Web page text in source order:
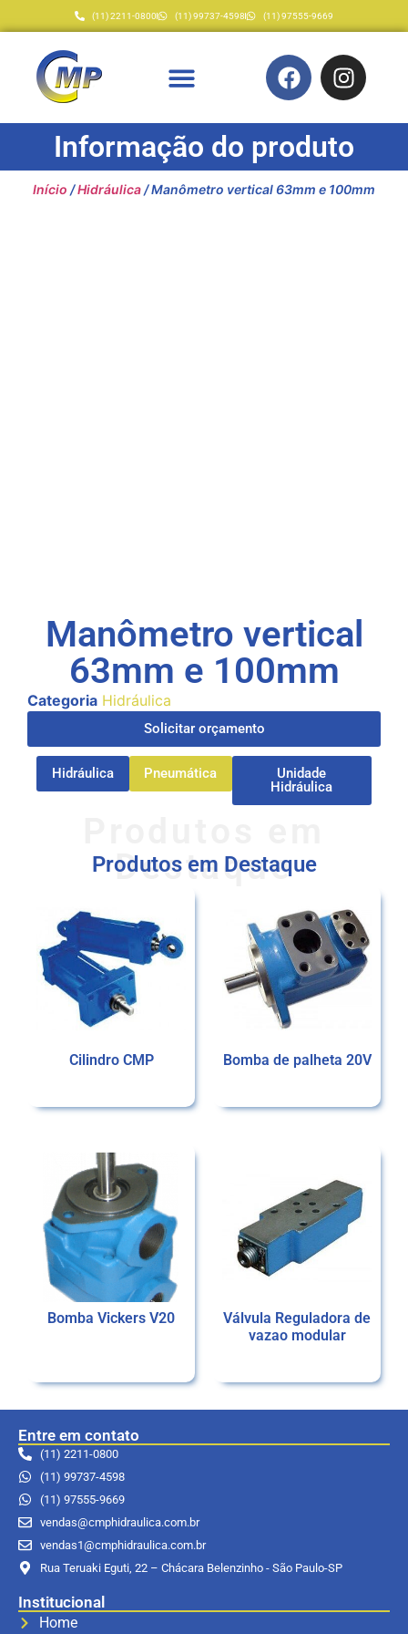
(11) 2211-0800 (11) 99737-4598 (11) 97555-9669
Informação do produto
Início /Hidráulica/ Manômetro vertical 63mm e 100mm
Manômetro vertical
63mm e 100mm
Categoria Hidráulica
Solicitar orçamento
Hidráulica Pneumática
Unidade
Hidráulica
Destaque
Produtos em Destaque
Cilindro CMP Bomba de palheta 20V
Bomba Vickers V20
Válvula Reguladora de
vazao modular
Entre em contato
(11) 2211-0800
(11) 99737-4598
(11) 97555-9669
vendas@cmphidraulica.com.br
vendas1@cmphidraulica.com.br
Rua Teruaki Eguti, 22 – Chácara Belenzinho - São Paulo-SP
Institucional
Home